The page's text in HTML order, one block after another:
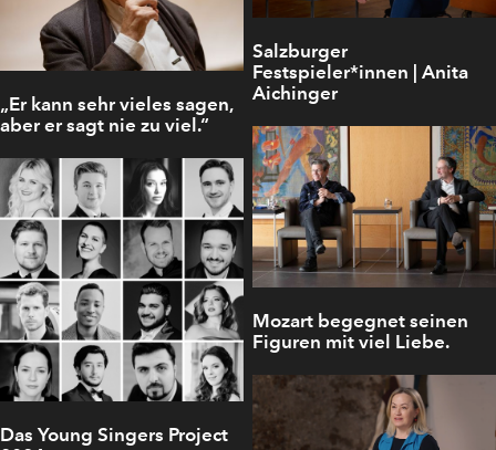
Salzburger
Festspieler*innen | Anita
Aichinger
„Er kann sehr vieles sagen,
aber er sagt nie zu viel.“
Mozart begegnet seinen
Figuren mit viel Liebe.
Das Young Singers Project